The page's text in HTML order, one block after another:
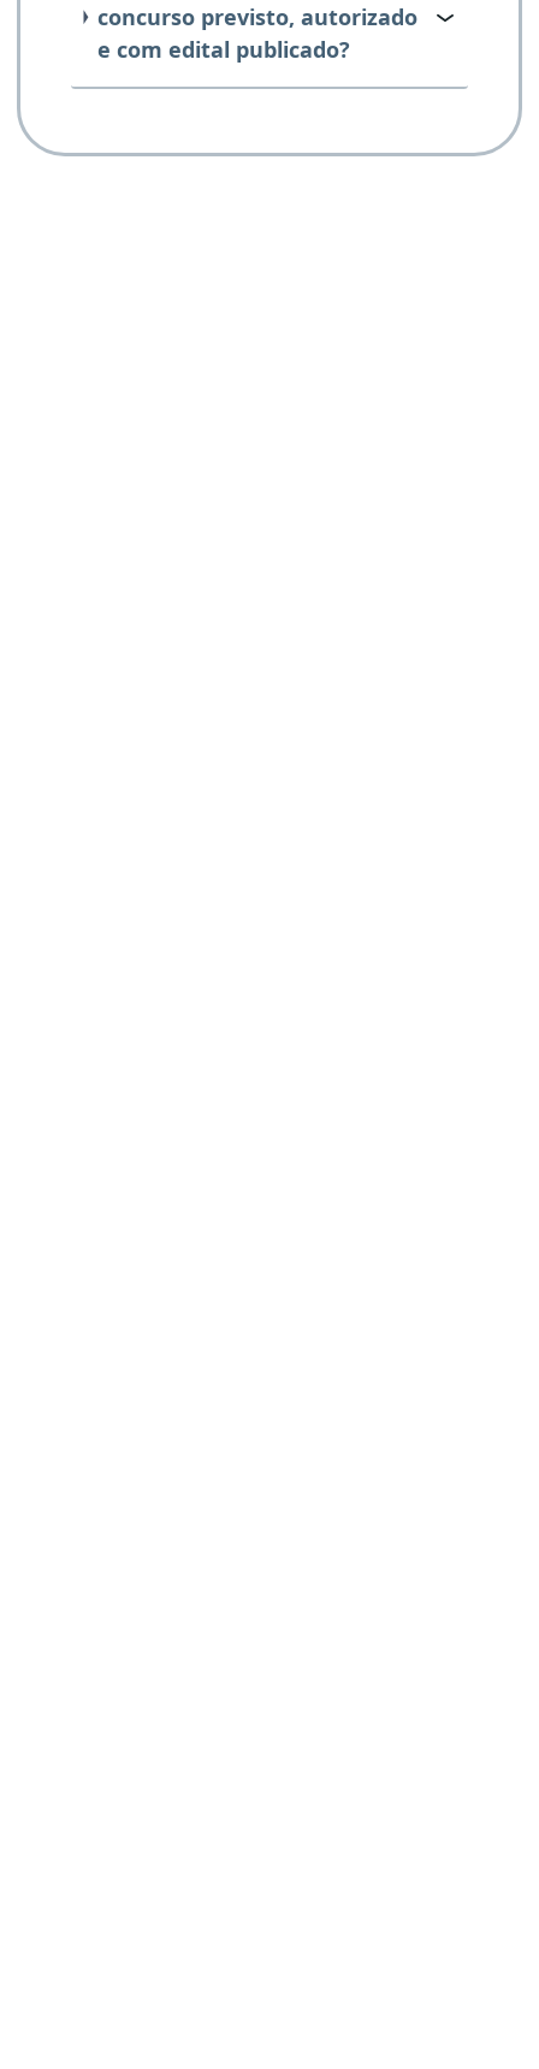
concurso previsto, autorizado
e com edital publicado?